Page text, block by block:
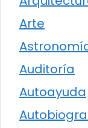
Arte
Auditoría
Autoayuda